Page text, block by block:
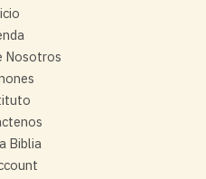
Nosotros
Biblia